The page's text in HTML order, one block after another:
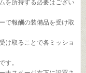
を所持する必要はござい
で報酬の装備品を受け取
け取ることで各ミッショ
す。